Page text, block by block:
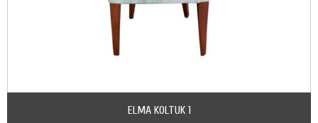
ELMA KOLTUK 1